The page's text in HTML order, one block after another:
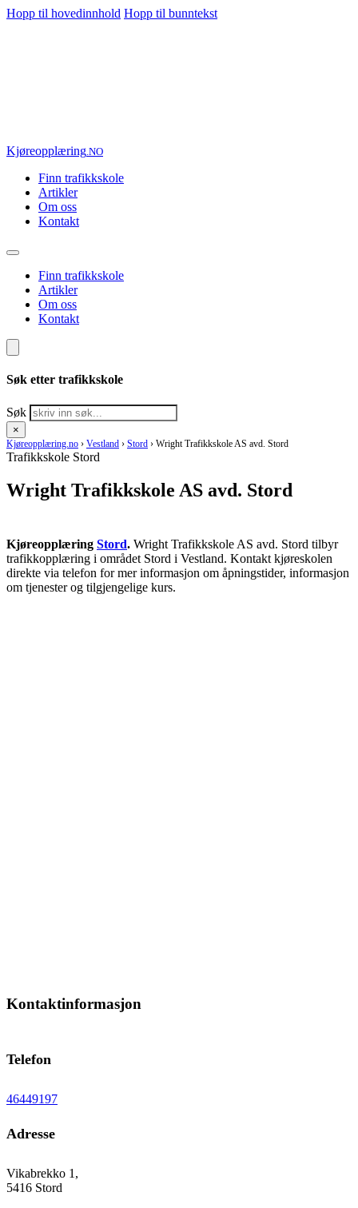
Hopp til hovedinnhold Hopp til bunntekst
Kjøreopplæring.NO
Finn trafikkskole
Artikler
Om oss
Kontakt
Finn trafikkskole
Artikler
Om oss
Kontakt
Søk etter trafikkskole
Søk
×
Kjøreopplæring.no › Vestland › Stord › Wright Trafikkskole AS avd. Stord
Trafikkskole Stord
Wright Trafikkskole AS avd. Stord
Kjøreopplæring Stord. Wright Trafikkskole AS avd. Stord tilbyr
trafikkopplæring i området Stord i Vestland. Kontakt kjøreskolen
direkte via telefon for mer informasjon om åpningstider, informasjon
om tjenester og tilgjengelige kurs.
Kontaktinformasjon
Telefon
46449197
Adresse
Vikabrekko 1,
5416 Stord